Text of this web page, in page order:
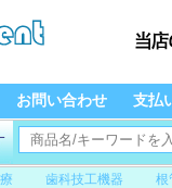
お問い合わせ 支払
歯科技工機器
根